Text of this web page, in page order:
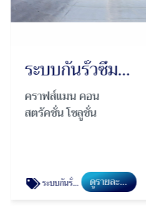
ระบบกันรั่วซึมคุณภาพสูง Polyurea
คราฟส์แมน คอน
สตรัคชั่น โซลูชั่น
ระบบกันรั่วซึมคุณภาพสูง Polyurea ดูรายละเอียด